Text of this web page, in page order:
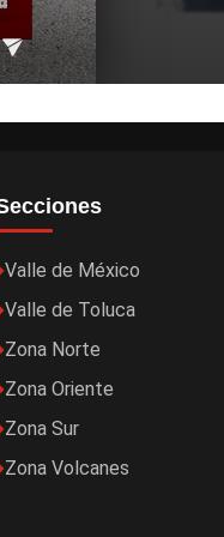
Valle de México
Valle de Toluca
Zona Norte
Zona Oriente
Zona Sur
Zona Volcanes